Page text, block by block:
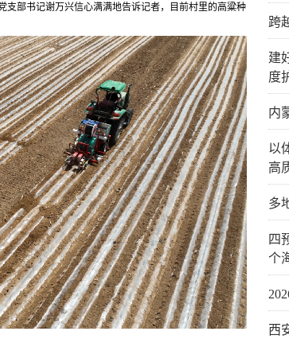
支部书记谢万兴信心满满地告诉记者，目前村里的高粱种
跨
建
度
内
以
高
多
四
个
西